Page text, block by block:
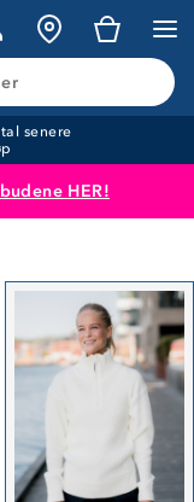
senere
HER!